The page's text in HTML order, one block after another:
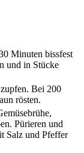
Minuten bissfest
und in Stücke
Bei 200
rösten.
Pürieren und
Salz und Pfeffer